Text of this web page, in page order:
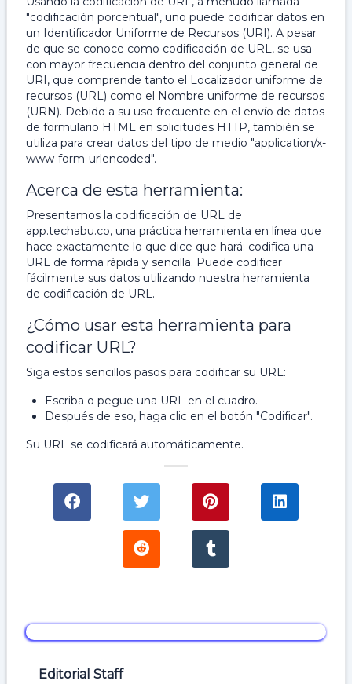
"codificación porcentual", uno puede codificar datos en
un Identificador Uniforme de Recursos (URI). A pesar
de que se conoce como codificación de URL, se usa
con mayor frecuencia dentro del conjunto general de
URI, que comprende tanto el Localizador uniforme de
recursos (URL) como el Nombre uniforme de recursos
(URN). Debido a su uso frecuente en el envío de datos
de formulario HTML en solicitudes HTTP, también se
utiliza para crear datos del tipo de medio "application/x-
www-form-urlencoded".
Acerca de esta herramienta:
Presentamos la codificación de URL de
app.techabu.co, una práctica herramienta en línea que
hace exactamente lo que dice que hará: codifica una
URL de forma rápida y sencilla. Puede codificar
fácilmente sus datos utilizando nuestra herramienta
de codificación de URL.
¿Cómo usar esta herramienta para
codificar URL?
Siga estos sencillos pasos para codificar su URL:
Escriba o pegue una URL en el cuadro.
Después de eso, haga clic en el botón "Codificar".
Su URL se codificará automáticamente.
Editorial Staff